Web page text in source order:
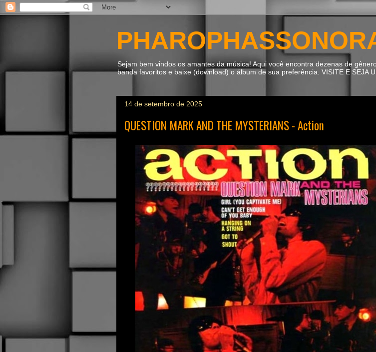
Sejam bem vindos os amantes da música! Aqui você encontra dezenas de
banda favoritos e baixe (download) o álbum de sua preferência. VISITE E SEJA
14 de setembro de 2025
QUESTION MARK AND THE MYSTERIANS - Action